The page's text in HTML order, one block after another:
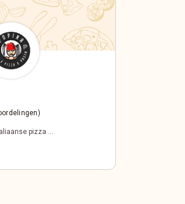
pizza ...